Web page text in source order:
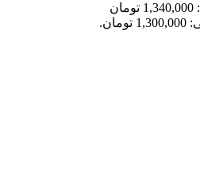
قیمت اصلی: 1,340,000 تومان